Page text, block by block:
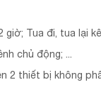
Tua đi, tua lại
chủ động; ...
thiết bị không